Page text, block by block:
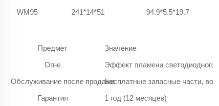
WM95
241*14*51 94.9*5.5*19.7
Предмет
Значение
Огне
Эффект пламени светодиодного
Обслуживание после продажиБесплатные запасные части,
Гарантия
1 год (12 месяцев)